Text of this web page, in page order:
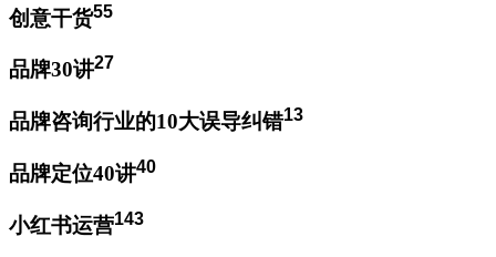
创意干货55
品牌30讲27
品牌咨询行业的10大误导纠错13
品牌定位40讲40
小红书运营143